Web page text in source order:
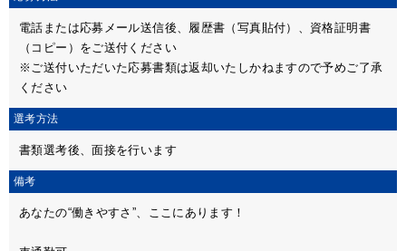
電話または応募メール送信後、履歴書（写真貼付）、資格証明書
（コピー）をご送付ください
※ご送付いただいた応募書類は返却いたしかねますので予めご了承
ください
選考方法
書類選考後、面接を行います
備考
あなたの“働きやすさ”、ここにあります！